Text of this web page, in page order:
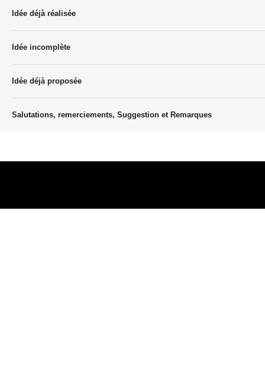
Idée déjà réalisée
Idée incomplète
Idée déjà proposée
Salutations, remerciements, Suggestion et Remarques